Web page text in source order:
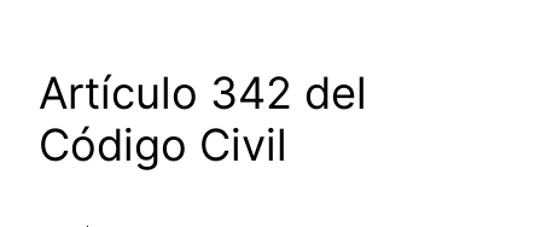
Artículo 342 del
Código Civil